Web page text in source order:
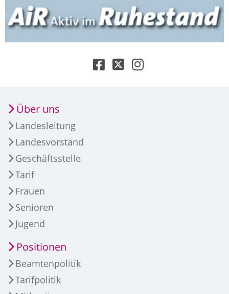
Über uns
Landesleitung
Landesvorstand
Geschäftsstelle
Tarif
Frauen
Senioren
Jugend
Positionen
Beamtenpolitik
Tarifpolitik